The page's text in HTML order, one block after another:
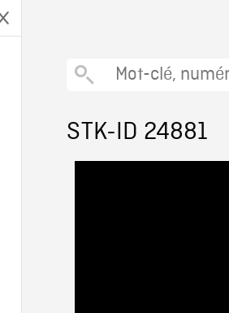
STK-ID 24881